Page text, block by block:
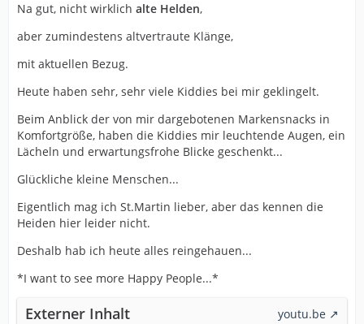
Na gut, nicht wirklich alte Helden,
aber zumindestens altvertraute Klänge,
mit aktuellen Bezug.
Heute haben sehr, sehr viele Kiddies bei mir geklingelt.
Beim Anblick der von mir dargebotenen Markensnacks in
Komfortgröße, haben die Kiddies mir leuchtende Augen, ein
Lächeln und erwartungsfrohe Blicke geschenkt...
Glückliche kleine Menschen...
Eigentlich mag ich St.Martin lieber, aber das kennen die
Heiden hier leider nicht.
Deshalb hab ich heute alles reingehauen...
*I want to see more Happy People...*
Externer Inhalt
youtu.be